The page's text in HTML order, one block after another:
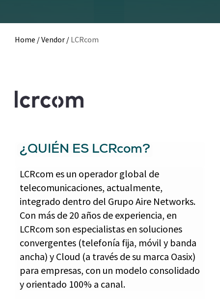
Home /Vendor / LCRcom
¿QUIÉN ES LCRcom?
LCRcom es un operador global de
telecomunicaciones, actualmente,
integrado dentro del Grupo Aire Networks.
Con más de 20 años de experiencia, en
LCRcom son especialistas en soluciones
convergentes (telefonía fija, móvil y banda
ancha) y Cloud (a través de su marca Oasix)
para empresas, con un modelo consolidado
y orientado 100% a canal.